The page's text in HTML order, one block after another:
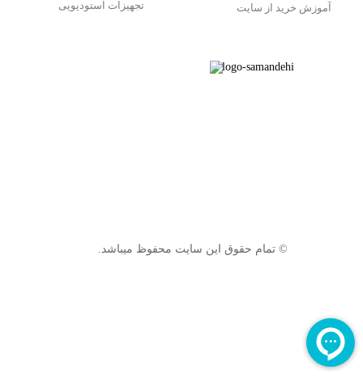
آموزش خرید از سایت تجهیزات استودیویی
© تمام حقوق این سایت محفوظ میباشد.